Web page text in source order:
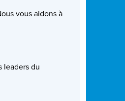
vous aidons à
leaders du